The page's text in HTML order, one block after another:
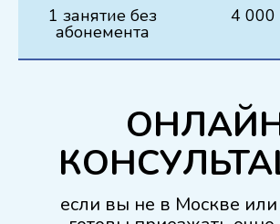
1 занятие без
абонемента
4 000
если вы не в Москве